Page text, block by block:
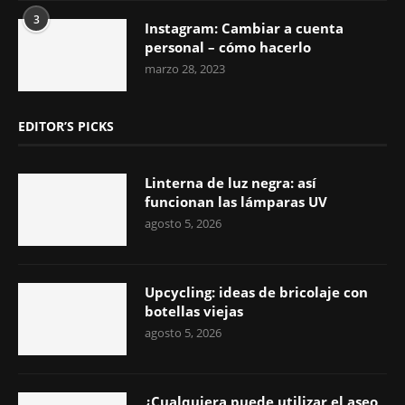
3
Instagram: Cambiar a cuenta
personal – cómo hacerlo
marzo 28, 2023
EDITOR’S PICKS
Linterna de luz negra: así
funcionan las lámparas UV
agosto 5, 2026
Upcycling: ideas de bricolaje con
botellas viejas
agosto 5, 2026
¿Cualquiera puede utilizar el aseo